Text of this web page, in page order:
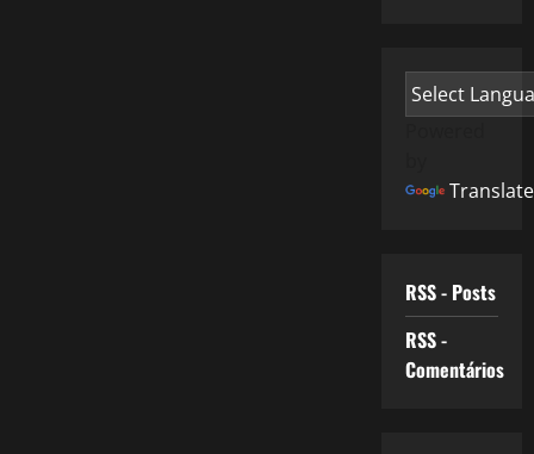
Translate
RSS - Posts
RSS -
Comentários